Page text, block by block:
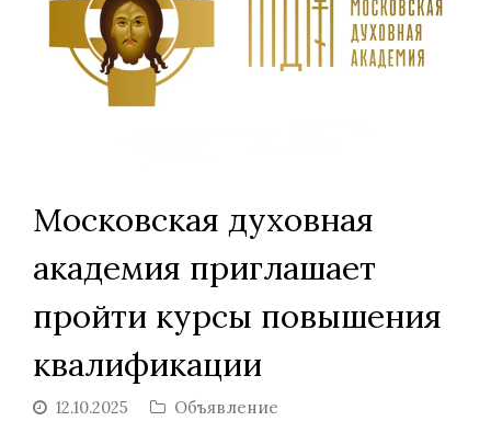
Московская духовная
академия приглашает
пройти курсы повышения
квалификации
12.10.2025 Объявление